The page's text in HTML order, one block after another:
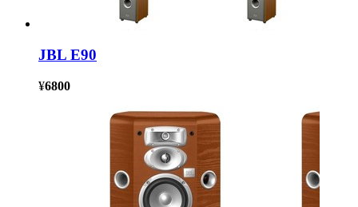
JBL E90
¥6800